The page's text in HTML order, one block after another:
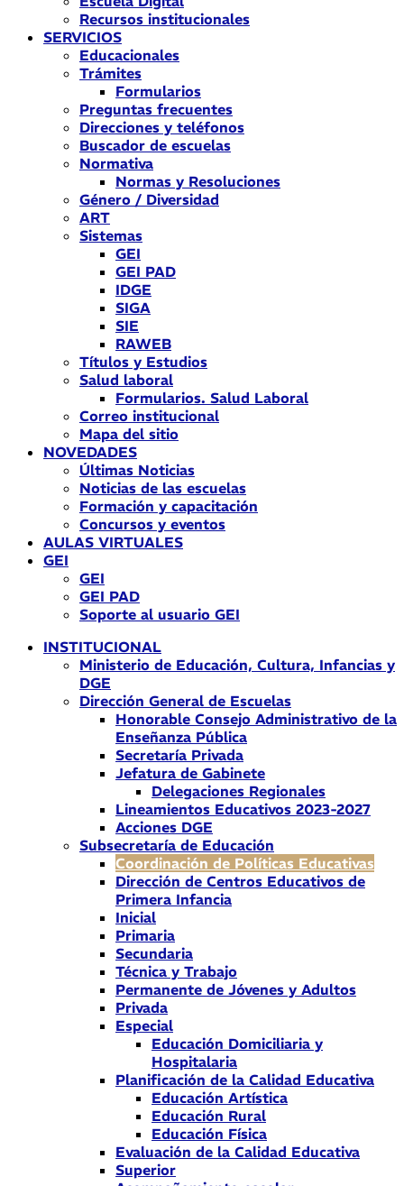
Recursos institucionales
SERVICIOS
Educacionales
Trámites
Formularios
Preguntas frecuentes
Direcciones y teléfonos
Buscador de escuelas
Normativa
Normas y Resoluciones
Género / Diversidad
ART
Sistemas
GEI
GEI PAD
IDGE
SIGA
SIE
RAWEB
Títulos y Estudios
Salud laboral
Formularios. Salud Laboral
Correo institucional
Mapa del sitio
NOVEDADES
Últimas Noticias
Noticias de las escuelas
Formación y capacitación
Concursos y eventos
AULAS VIRTUALES
GEI
GEI
GEI PAD
Soporte al usuario GEI
INSTITUCIONAL
Ministerio de Educación, Cultura, Infancias y
DGE
Dirección General de Escuelas
Honorable Consejo Administrativo de la
Enseñanza Pública
Secretaría Privada
Jefatura de Gabinete
Delegaciones Regionales
Lineamientos Educativos 2023-2027
Acciones DGE
Subsecretaría de Educación
Coordinación de Políticas Educativas
Dirección de Centros Educativos de
Primera Infancia
Inicial
Primaria
Secundaria
Técnica y Trabajo
Permanente de Jóvenes y Adultos
Privada
Especial
Educación Domiciliaria y
Hospitalaria
Planificación de la Calidad Educativa
Educación Artística
Educación Rural
Educación Física
Evaluación de la Calidad Educativa
Superior